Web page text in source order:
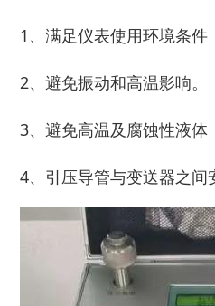
1、满足仪表使用环境条件
2、避免振动和高温影响。
3、避免高温及腐蚀性液体
4、引压导管与变送器之间